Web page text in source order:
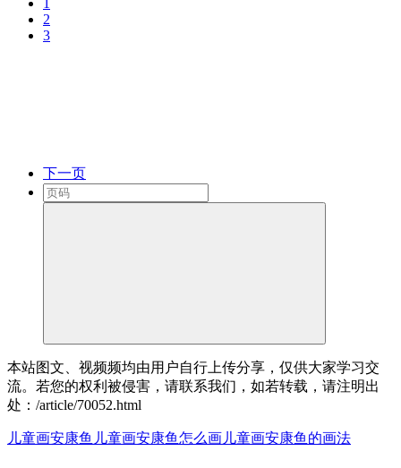
2
3
下一页
本站图文、视频频均由用户自行上传分享，仅供大家学习交
流。若您的权利被侵害，请联系我们，如若转载，请注明出
处：/article/70052.html
儿童画安康鱼 儿童画安康鱼怎么画 儿童画安康鱼的画法